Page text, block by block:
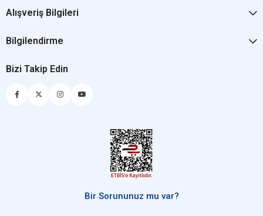
Alışveriş Bilgileri
Bilgilendirme
Bizi Takip Edin
Bir Sorununuz mu var?